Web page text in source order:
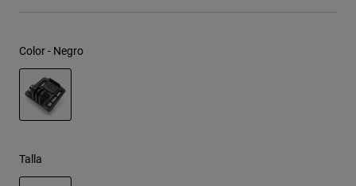
Color - Negro
Talla